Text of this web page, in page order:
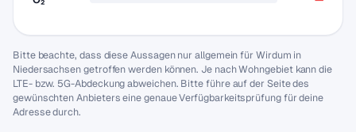
Bitte beachte, dass diese Aussagen nur allgemein für Wirdum in
Niedersachsen getroffen werden können. Je nach Wohngebiet kann die
LTE- bzw. 5G-Abdeckung abweichen. Bitte führe auf der Seite des
gewünschten Anbieters eine genaue Verfügbarkeitsprüfung für deine
Adresse durch.